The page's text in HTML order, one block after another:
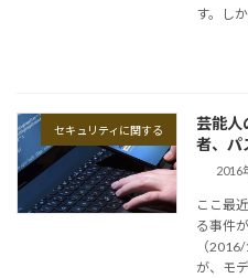
す。し
セキュリティに関する
芸能人
者、パ
2016
ここ最
る事件
（
が、モ